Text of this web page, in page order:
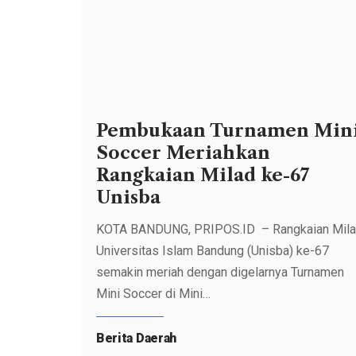
Pembukaan Turnamen
Soccer Meriahkan
Rangkaian Milad ke-67
Unisba
KOTA BANDUNG, PRIPOS.ID – Rangkaian
Universitas Islam Bandung (Unisba) ke-67
semakin meriah dengan digelarnya Turnamen
Mini Soccer di Mini…
Berita Daerah